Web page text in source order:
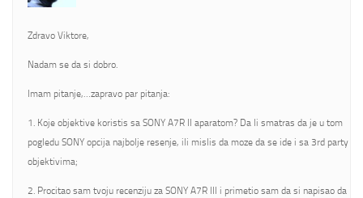
Zdravo Viktore,
Nadam se da si dobro.
Imam pitanje,…zapravo par pitanja:
1. Koje objektive koristis sa SONY A7R II aparatom? Da li smatras da je u tom
pogledu SONY opcija najbolje resenje, ili mislis da moze da se ide i sa 3rd party
objektivima;
2. Procitao sam tvoju recenziju za SONY A7R III i primetio sam da si napisao da